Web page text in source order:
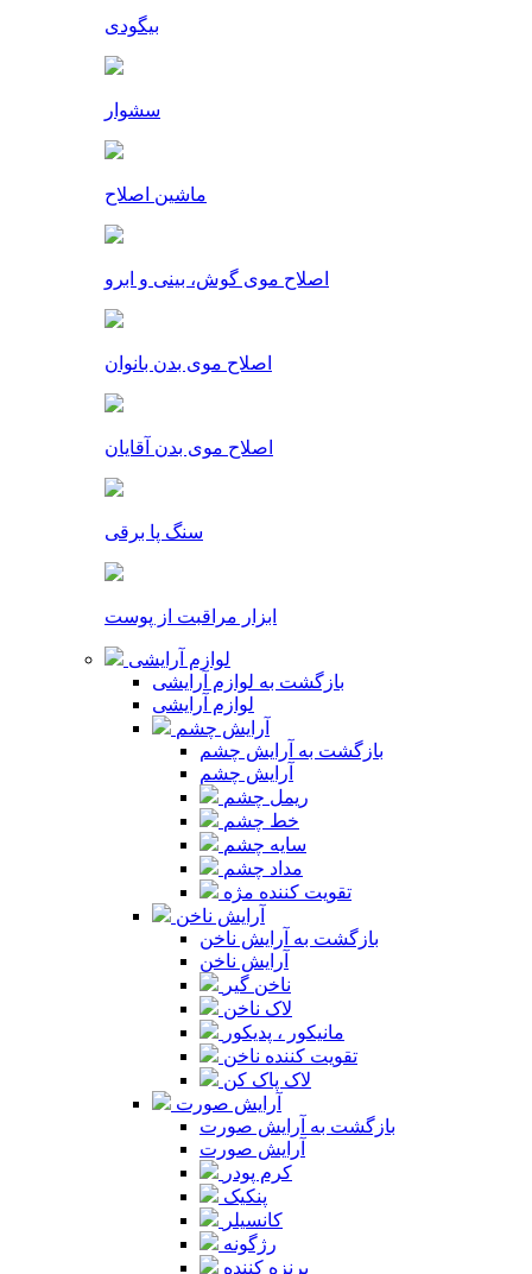
بیگودی
سشوار
ماشین اصلاح
اصلاح موی گوش، بینی و ابرو
اصلاح موی بدن بانوان
اصلاح موی بدن آقایان
سنگ پا برقی
ابزار مراقبت از پوست
لوازم آرایشی
بازگشت به لوازم آرایشی
لوازم آرایشی
آرایش چشم
بازگشت به آرایش چشم
آرایش چشم
ریمل چشم
خط چشم
سایه چشم
مداد چشم
تقویت کننده مژه
آرایش ناخن
بازگشت به آرایش ناخن
آرایش ناخن
ناخن گیر
لاک ناخن
مانیکور ، پدیکور
تقویت کننده ناخن
لاک پاک کن
آرایش صورت
بازگشت به آرایش صورت
آرایش صورت
کرم پودر
پنکیک
کانسیلر
رژگونه
برنزه کننده